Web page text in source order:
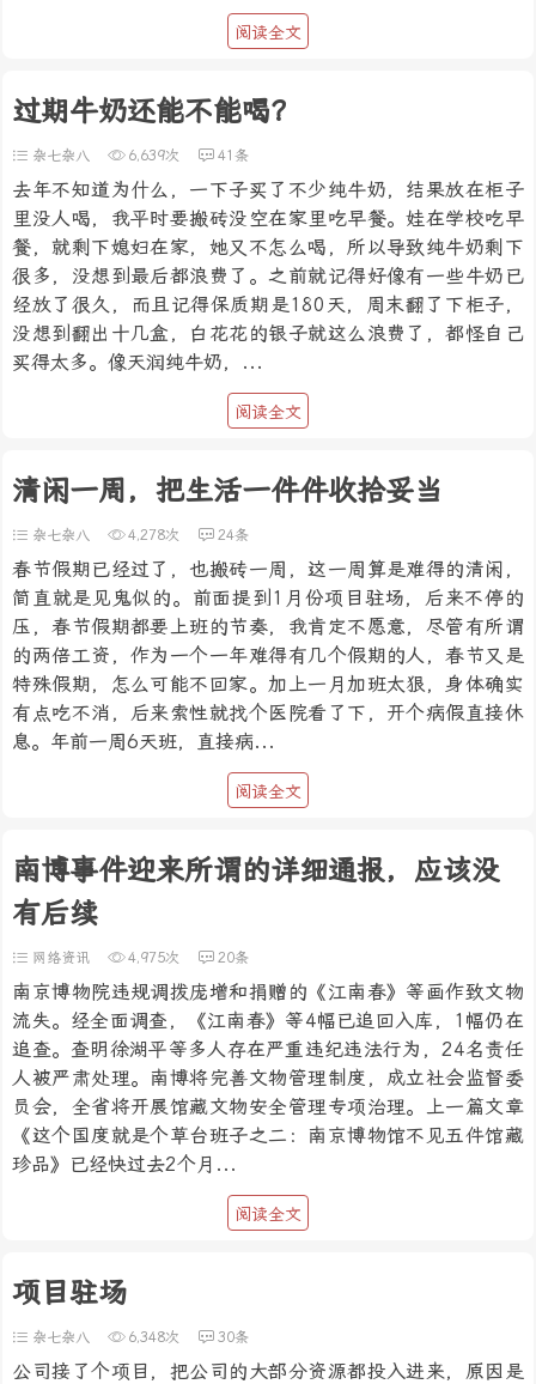
阅读全文
过期牛奶还能不能喝？
杂七杂八 6,639次 41条
去年不知道为什么，一下子买了不少纯牛奶，结果放在柜子
里没人喝，我平时要搬砖没空在家里吃早餐。娃在学校吃早
餐，就剩下媳妇在家，她又不怎么喝，所以导致纯牛奶剩下
很多，没想到最后都浪费了。之前就记得好像有一些牛奶已
经放了很久，而且记得保质期是180天，周末翻了下柜子，
没想到翻出十几盒，白花花的银子就这么浪费了，都怪自己
买得太多。像天润纯牛奶，...
阅读全文
清闲一周，把生活一件件收拾妥当
杂七杂八 4,278次 24条
春节假期已经过了，也搬砖一周，这一周算是难得的清闲，
简直就是见鬼似的。前面提到1月份项目驻场，后来不停的
压，春节假期都要上班的节奏，我肯定不愿意，尽管有所谓
的两倍工资，作为一个一年难得有几个假期的人，春节又是
特殊假期，怎么可能不回家。加上一月加班太狠，身体确实
有点吃不消，后来索性就找个医院看了下，开个病假直接休
息。年前一周6天班，直接病...
阅读全文
南博事件迎来所谓的详细通报，应该没
有后续
网络资讯 4,975次 20条
南京博物院违规调拨庞增和捐赠的《江南春》等画作致文物
流失。经全面调查，《江南春》等4幅已追回入库，1幅仍在
追查。查明徐湖平等多人存在严重违纪违法行为，24名责任
人被严肃处理。南博将完善文物管理制度，成立社会监督委
员会，全省将开展馆藏文物安全管理专项治理。上一篇文章
《这个国度就是个草台班子之二：南京博物馆不见五件馆藏
珍品》已经快过去2个月...
阅读全文
项目驻场
杂七杂八 6,348次 30条
公司接了个项目，把公司的大部分资源都投入进来，原因是